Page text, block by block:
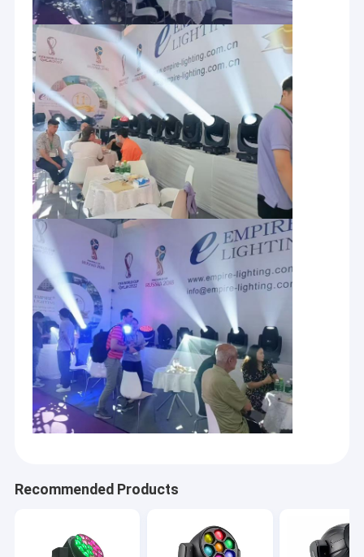
Vidéos
Recommended Products
Empire Lighting, est un fabricant industriel qualifié d'éclairage
de scène professionnel, d'éclairage de divertissement,
Éclairage commercial Situé dans le district de Huadu à
Guangzhou, près de l'aéroport international de Baiyun.